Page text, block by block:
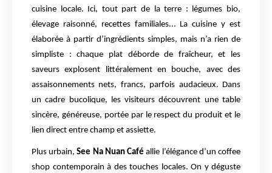
cuisine locale. Ici, tout part de la terre : légumes bio,
élevage raisonné, recettes familiales... La cuisine y est
élaborée à partir d’ingrédients simples, mais n’a rien de
simpliste : chaque plat déborde de fraîcheur, et les
saveurs explosent littéralement en bouche, avec des
assaisonnements nets, francs, parfois audacieux. Dans
un cadre bucolique, les visiteurs découvrent une table
sincère, généreuse, portée par le respect du produit et le
lien direct entre champ et assiette.
Plus urbain,See Na Nuan Café allie l’élégance d’un coffee
shop contemporain à des touches locales. On y déguste